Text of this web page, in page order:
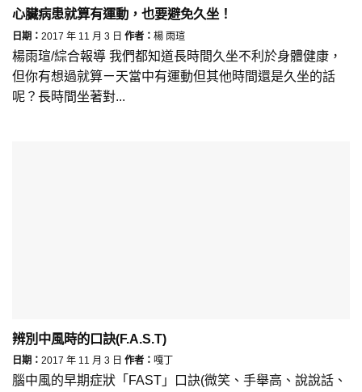
心臟病患就算有運動，也要避免久坐！
日期： 2017 年 11 月 3 日 作者： 楊 雨瑄
楊雨瑄/綜合報導 我們都知道長時間久坐不利於身體健康，
但你有想過就算ㄧ天當中有運動但其他時間還是久坐的話
呢？長時間坐著對...
辨別中風時的口訣(F.A.S.T)
日期： 2017 年 11 月 3 日 作者： 嘎丁
腦中風的早期症狀「FAST」口訣(微笑、手舉高、說說話、